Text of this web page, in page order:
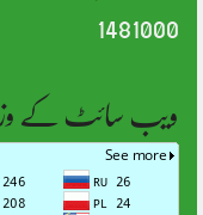
1481000
ویب سائٹ کے